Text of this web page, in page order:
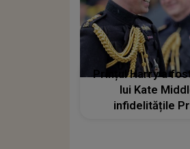
Prințul Harry a
lui Kate
infidelitățile